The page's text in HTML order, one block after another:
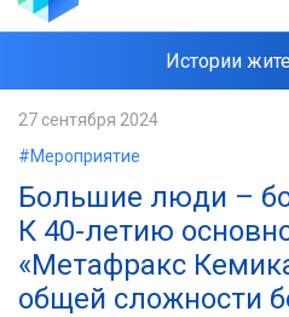
Истории
Наши
27 сентября 2024
#Мероприятие
Большие люди –
К 40-летию
«Метафракс
общей сложности